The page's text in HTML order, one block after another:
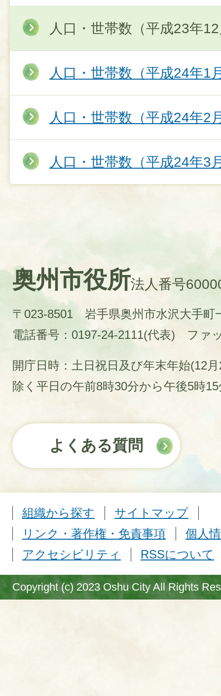
人口・世帯数（平成23年
人口・世帯数（平成24年1
人口・世帯数（平成24年2
人口・世帯数（平成24年3
奥州市役所法人番号
〒023-8501 岩手県奥州市水沢大手町
電話番号：0197-24-2111(代表)
ファ
開庁日時：土日祝日及び年末年始(12
除く平日の午前8時30分から午後5時
よくある質問
組織から探す
サイトマップ
リンク・著作権・免責事項
個人
アクセシビリティ
RSSについて
Copyright (c) 2023 Oshu City All Rights